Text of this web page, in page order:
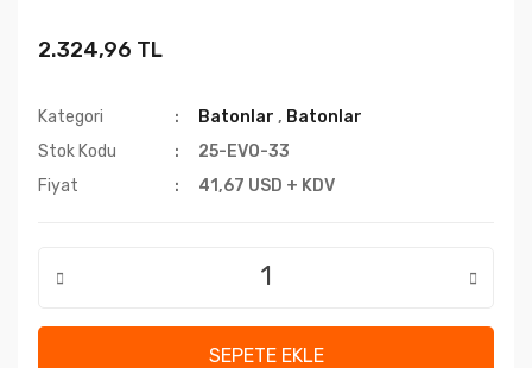
2.324,96 TL
Kategori Batonlar , Batonlar
Stok Kodu
25-EVO-33
Fiyat
41,67 USD + KDV
SEPETE EKLE